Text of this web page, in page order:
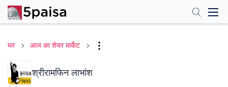
घर आज का शेयर मार्केट
श्रीरामफिन लाभांश